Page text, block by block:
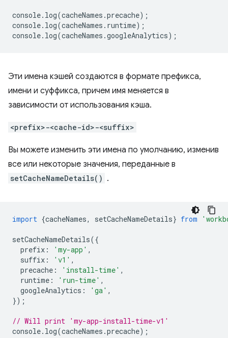
console. log(cacheNames .precache);
console. log(cacheNames . runtime);
console. log(cacheNames .googleAnalytics);
Эти имена кэшей создаются в формате префикса,
имени и суффикса, причем имя меняется в
зависимости от использования кэша.
<prefix>-<cache-id>-<suffix>
Вы можете изменить эти имена по умолчанию, изменив
все или некоторые значения, переданные в
setCacheNameDetails() .
import {cacheNames, setCacheNameDetails} from
setCacheNameDetails({
prefix : 'my-app' ,
suffix : 'v1' ,
precache : 'install-time' ,
runtime : 'run-time' ,
googleAnalytics : 'ga' ,
});
// Will print 'my-app-install-time-v1'
console. log(cacheNames .precache);